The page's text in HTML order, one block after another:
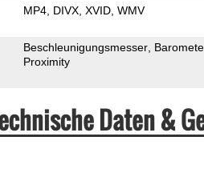
MP4 DIVX XVID WMV
Beschleunigungsmesser
Proximity
Daten &